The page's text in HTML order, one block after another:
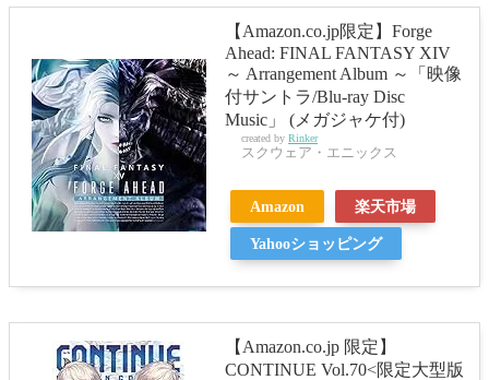
【Amazon.co.jp限定】Forge
Ahead: FINAL FANTASY XIV
～ Arrangement Album ～「映像
付サントラ/Blu-ray Disc
Music」 (メガジャケ付)
created by Rinker
スクウェア・エニックス
Amazon 楽天市場
Yahooショッピング
【Amazon.co.jp 限定】
CONTINUE Vol.70<限定大型版